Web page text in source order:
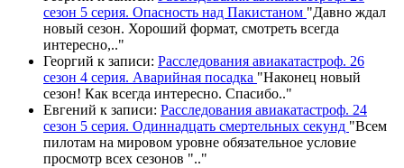
сезон 5 серия. Опасность над Пакистаном "Давно ждал
новый сезон. Хороший формат, смотреть всегда
интересно,.."
Георгий к записи: Расследования авиакатастроф. 26
сезон 4 серия. Аварийная посадка "Наконец новый
сезон! Как всегда интересно. Спасибо.."
Евгений к записи: Расследования авиакатастроф. 24
сезон 5 серия. Одиннадцать смертельных секунд "Всем
пилотам на мировом уровне обязательное условие
просмотр всех сезонов ".."